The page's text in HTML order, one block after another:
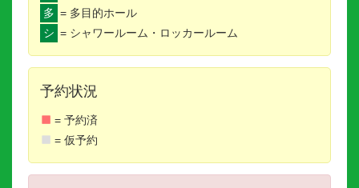
多 = 多目的ホール
シ = シャワールーム・ロッカールーム
予約状況
= 予約済
= 仮予約